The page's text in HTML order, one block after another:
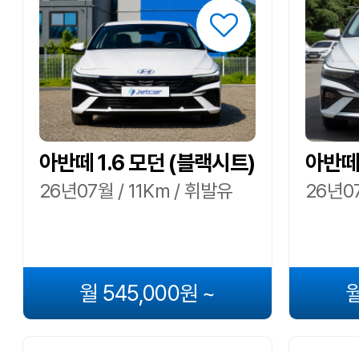
아반떼 1.6 모던 (블랙시트)
26년07월 / 11Km / 휘발유
월 545,000원 ~
아반
26년